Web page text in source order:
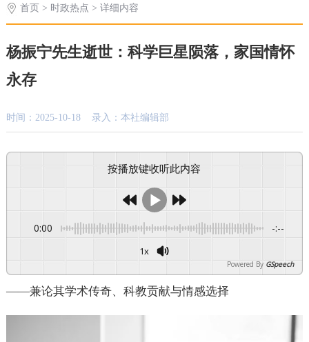
首页 > 时政热点 > 详细内容
杨振宁先生逝世：科学巨星陨落，家国情怀
永存
时间：2025-10-18 录入：本社编辑部
按播放键收听此内容
0:00 -:--
1x
Powered By GSpeech
——兼论其学术传奇、科教贡献与情感选择